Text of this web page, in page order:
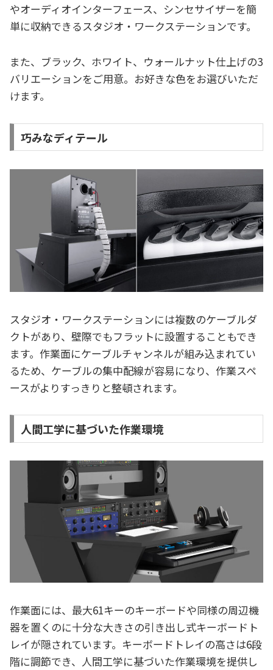
やオーディオインターフェース、シンセサイザーを簡
単に収納できるスタジオ・ワークステーションです。
また、ブラック、ホワイト、ウォールナット仕上げの3
バリエーションをご用意。お好きな色をお選びいただ
けます。
巧みなディテール
スタジオ・ワークステーションには複数のケーブルダ
クトがあり、壁際でもフラットに設置することもでき
ます。作業面にケーブルチャンネルが組み込まれてい
るため、ケーブルの集中配線が容易になり、作業スペ
ースがよりすっきりと整頓されます。
人間工学に基づいた作業環境
作業面には、最大61キーのキーボードや同様の周辺機
器を置くのに十分な大きさの引き出し式キーボードト
レイが隠されています。キーボードトレイの高さは6段
階に調節でき、人間工学に基づいた作業環境を提供し